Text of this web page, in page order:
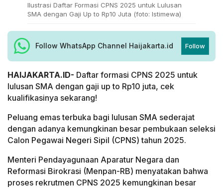
Ilustrasi Daftar Formasi CPNS 2025 untuk Lulusan
SMA dengan Gaji Up to Rp10 Juta (foto: Istimewa)
Follow WhatsApp Channel Haijakarta.id Follow
HAIJAKARTA.ID- Daftar formasi CPNS 2025 untuk
lulusan SMA dengan gaji up to Rp10 juta, cek
kualifikasinya sekarang!
Peluang emas terbuka bagi lulusan SMA sederajat
dengan adanya kemungkinan besar pembukaan seleksi
Calon Pegawai Negeri Sipil (CPNS) tahun 2025.
Menteri Pendayagunaan Aparatur Negara dan
Reformasi Birokrasi (Menpan-RB) menyatakan bahwa
proses rekrutmen CPNS 2025 kemungkinan besar